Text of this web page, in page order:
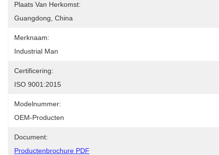
Plaats Van Herkomst:
Guangdong, China
Merknaam:
Industrial Man
Certificering:
ISO 9001:2015
Modelnummer:
OEM-Producten
Document:
Productenbrochure PDF